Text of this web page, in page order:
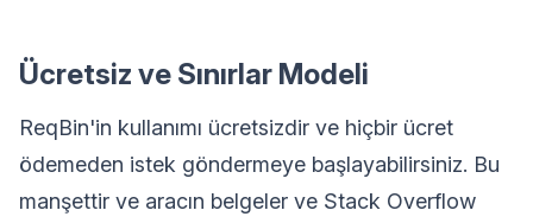
Ücretsiz ve Sınırlar Modeli
ReqBin'in kullanımı ücretsizdir ve hiçbir ücret
ödemeden istek göndermeye başlayabilirsiniz. Bu
manşettir ve aracın belgeler ve Stack Overflow